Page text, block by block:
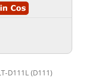
D111L (D111)